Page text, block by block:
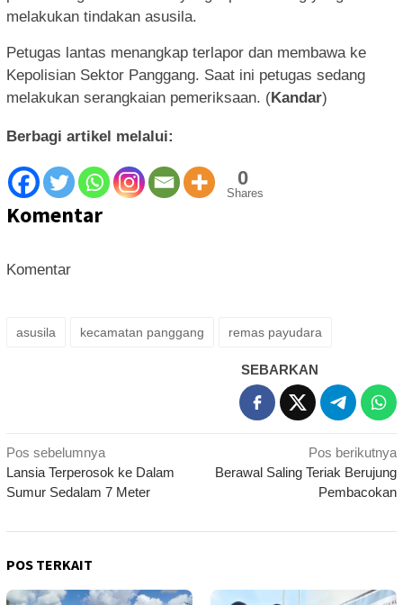
melakukan tindakan asusila.
Petugas lantas menangkap terlapor dan membawa ke
Kepolisian Sektor Panggang. Saat ini petugas sedang
melakukan serangkaian pemeriksaan. (Kandar)
Berbagi artikel melalui:
0
Shares
Komentar
Komentar
asusila kecamatan panggang remas payudara
SEBARKAN
Navigasi
pos
Pos sebelumnya
Lansia Terperosok ke Dalam
Sumur Sedalam 7 Meter
Pos berikutnya
Berawal Saling Teriak Berujung
Pembacokan
POS TERKAIT